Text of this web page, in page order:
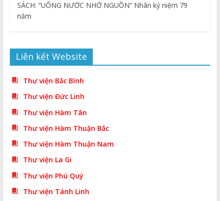
SÁCH: “UỐNG NƯỚC NHỚ NGUỒN” Nhân kỷ niệm 79
năm
Liên kết Website
Thư viện Bắc Bình
Thư viện Đức Linh
Thư viện Hàm Tân
Thư viện Hàm Thuận Bắc
Thư viện Hàm Thuận Nam
Thư viện La Gi
Thư viện Phú Quý
Thư viện Tánh Linh